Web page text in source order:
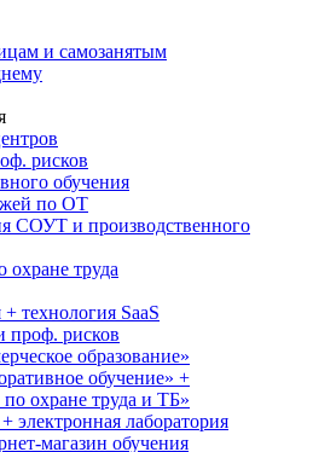
и самозанятым
рисков
обучения
по ОТ
СОУТ и производственного
охране труда
+ технология SaaS
проф. рисков
образование»
обучение» +
охране труда и ТБ»
лаборатория
магазин обучения